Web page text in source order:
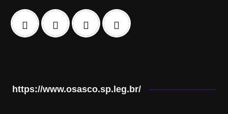
https://www.osasco.sp.leg.br/